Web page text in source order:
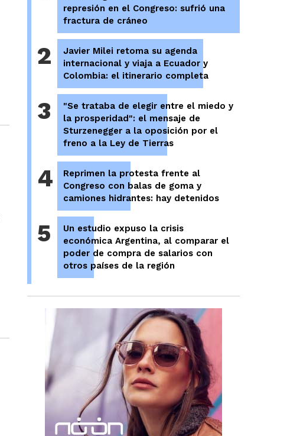
represión en el Congreso: sufrió una
fractura de cráneo
2
Javier Milei retoma su agenda
internacional y viaja a Ecuador y
Colombia: el itinerario completa
3
"Se trataba de elegir entre el miedo y
la prosperidad": el mensaje de
Sturzenegger a la oposición por el
freno a la Ley de Tierras
4
Reprimen la protesta frente al
Congreso con balas de goma y
camiones hidrantes: hay detenidos
5
Un estudio expuso la crisis
económica Argentina, al comparar el
poder de compra de salarios con
otros países de la región